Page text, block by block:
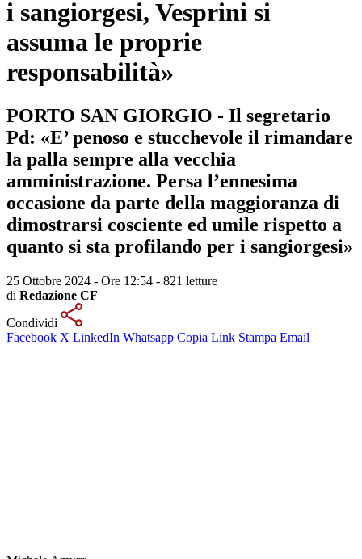
i sangiorgesi, Vesprini si
assuma le proprie
responsabilità»
PORTO SAN GIORGIO - Il segretario
Pd: «E’ penoso e stucchevole il rimandare
la palla sempre alla vecchia
amministrazione. Persa l’ennesima
occasione da parte della maggioranza di
dimostrarsi cosciente ed umile rispetto a
quanto si sta profilando per i sangiorgesi»
25 Ottobre 2024 - Ore 12:54 - 821 letture
di Redazione CF
Condividi
Facebook X LinkedIn Whatsapp Copia Link Stampa Email